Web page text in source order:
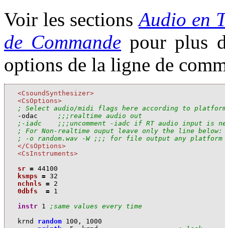
Voir les sectionsAudio en
de Commande pour plus
options de la ligne de
<CsoundSynthesizer>
<CsOptions>
; Select audio/midi flags here according to
-odac
;;;realtime audio out
;-iadc    ;;;uncomment -iadc if RT audio input is
; For Non-realtime ouput leave only the line below:
; -o random.wav -W ;;; for file output any platform
</CsOptions>
<CsInstruments>
sr = 44100
ksmps = 32
nchnls = 2
0dbfs
= 1
instr 1
;same values every time
k rnd random 100 ,
1000